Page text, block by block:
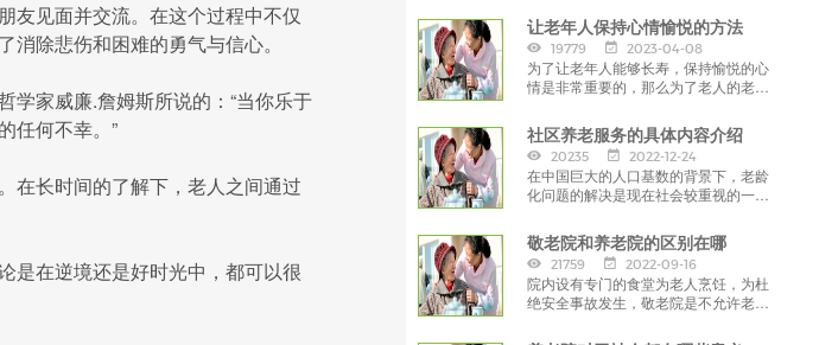
见面并交流。在这个过程中不仅
除悲伤和困难的勇气与信心。
家威廉.詹姆斯所说的：“当你乐于
任何不幸。”
长时间的了解下，老人之间通过
在逆境还是好时光中，都可以很
心健康。
让老年人保持心情愉悦的方法
19779 2023-04-08
为了让老年人能够长寿，保持愉悦的心
情是非常重要的，那么为了老人的老年
社区养老服务的具体内容介绍
20235 2022-12-24
在中国巨大的人口基数的背景下，老龄
化问题的解决是现在社会较重视的一项
敬老院和养老院的区别在哪
21759 2022-09-16
院内设有专门的食堂为老人烹饪，为杜
绝安全事故发生，敬老院是不允许老人